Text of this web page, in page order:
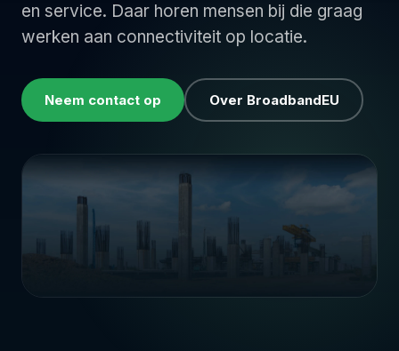
en service. Daar horen mensen bij die graag
werken aan connectiviteit op locatie.
Neem contact op Over BroadbandEU